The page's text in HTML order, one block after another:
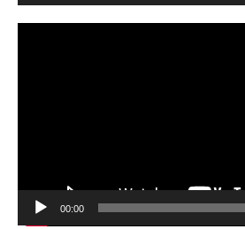
動
00:00